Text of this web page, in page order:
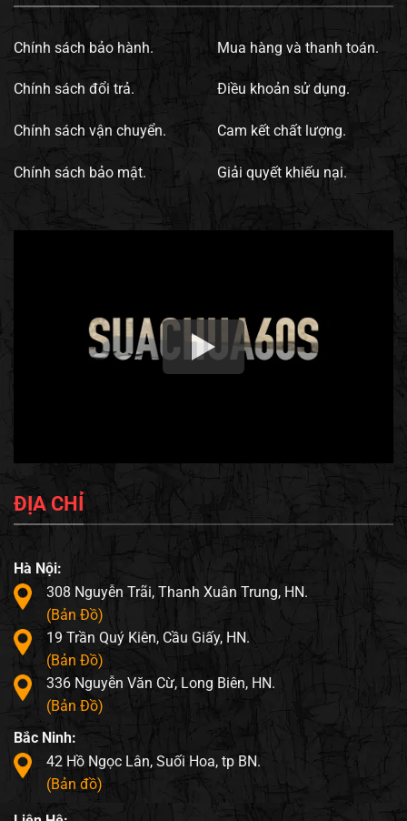
Chính sách bảo hành.
Chính sách đổi trả.
Chính sách vận chuyển.
Chính sách bảo mật.
Mua hàng và thanh toán.
Điều khoản sử dụng.
Cam kết chất lượng.
Giải quyết khiếu nại.
ĐỊA CHỈ
Hà Nội:
308 Nguyễn Trãi, Thanh Xuân Trung, HN.
(Bản Đồ)
19 Trần Quý Kiên, Cầu Giấy, HN.
(Bản Đồ)
336 Nguyễn Văn Cừ, Long Biên, HN.
(Bản Đồ)
Bắc Ninh:
42 Hồ Ngọc Lân, Suối Hoa, tp BN.
(Bản đồ)